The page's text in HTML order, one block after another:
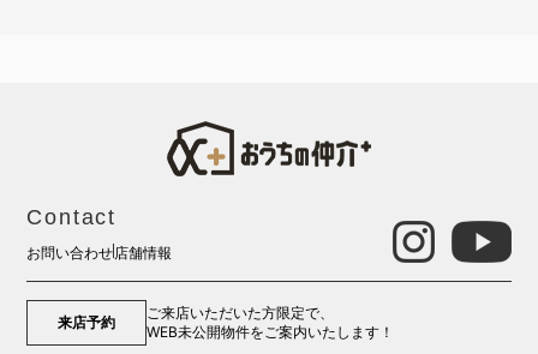
Contact
お問い合わせ店舗情報
来店予約
ご来店いただいた方限定で、
WEB未公開物件をご案内いたします！